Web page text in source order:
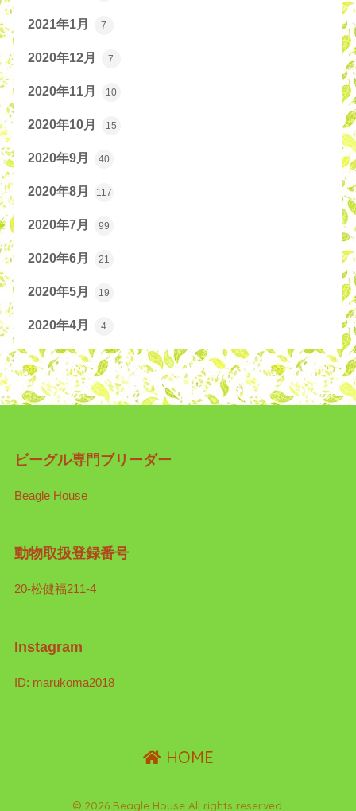
2021年1月 7
2020年12月 7
2020年11月 10
2020年10月 15
2020年9月 40
2020年8月 117
2020年7月 99
2020年6月 21
2020年5月 19
2020年4月 4
ビーグル専門ブリーダー
Beagle House
動物取扱登録番号
20-松健福211-4
Instagram
ID: marukoma2018
HOME
© 2026 Beagle House All rights reserved.